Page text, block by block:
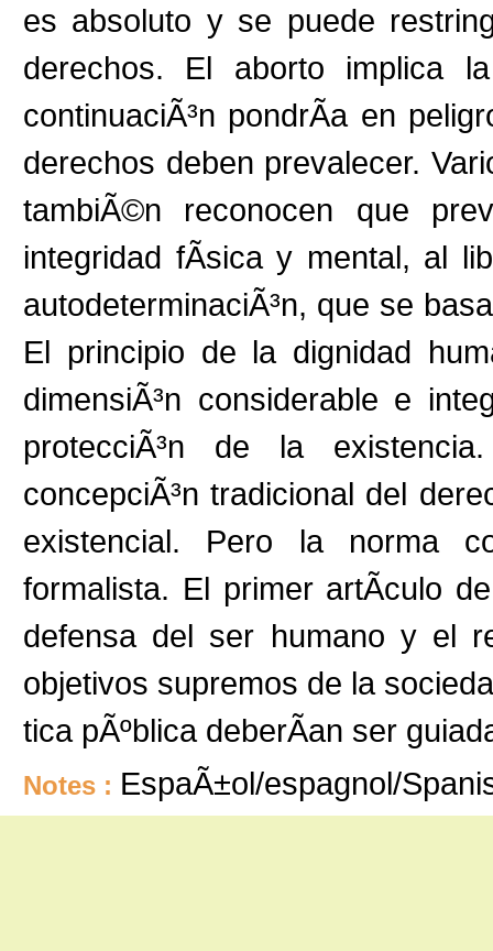
es absoluto y se puede
derechos. El aborto implica
continuaciÃ³n pondrÃ­a en
derechos deben prevalecer.
tambiÃ©n reconocen que
integridad fÃ­sica y mental, al
autodeterminaciÃ³n, que se
El principio de la dignidad
dimensiÃ³n considerable e
protecciÃ³n de la
concepciÃ³n tradicional del
existencial. Pero la norma
formalista. El primer artÃ­culo
defensa del ser humano y el
objetivos supremos de la
tica pÃºblica deberÃ­an ser
Notes : EspaÃ±ol/espagnol/